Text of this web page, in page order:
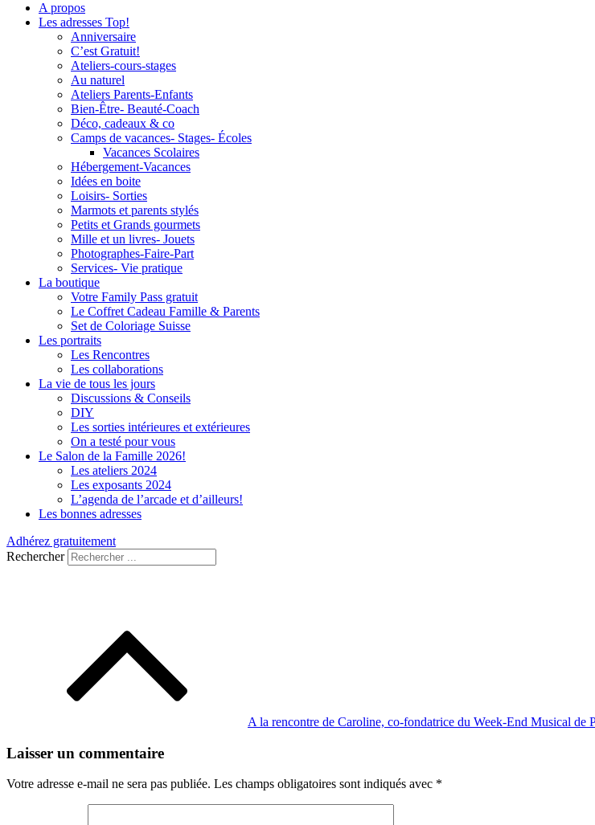
A propos
Les adresses Top!
Anniversaire
C’est Gratuit!
Ateliers-cours-stages
Au naturel
Ateliers Parents-Enfants
Bien-Être- Beauté-Coach
Déco, cadeaux & co
Camps de vacances- Stages- Écoles
Vacances Scolaires
Hébergement-Vacances
Idées en boite
Loisirs- Sorties
Marmots et parents stylés
Petits et Grands gourmets
Mille et un livres- Jouets
Photographes-Faire-Part
Services- Vie pratique
La boutique
Votre Family Pass gratuit
Le Coffret Cadeau Famille & Parents
Set de Coloriage Suisse
Les portraits
Les Rencontres
Les collaborations
La vie de tous les jours
Discussions & Conseils
DIY
Les sorties intérieures et extérieures
On a testé pour vous
Le Salon de la Famille 2026!
Les ateliers 2024
Les exposants 2024
L’agenda de l’arcade et d’ailleurs!
Les bonnes adresses
Adhérez gratuitement
Rechercher
A la rencontre de Caroline, co-fondatrice du Week-End Musical de
Laisser un commentaire
Votre adresse e-mail ne sera pas publiée. Les champs obligatoires sont indiqués avec *